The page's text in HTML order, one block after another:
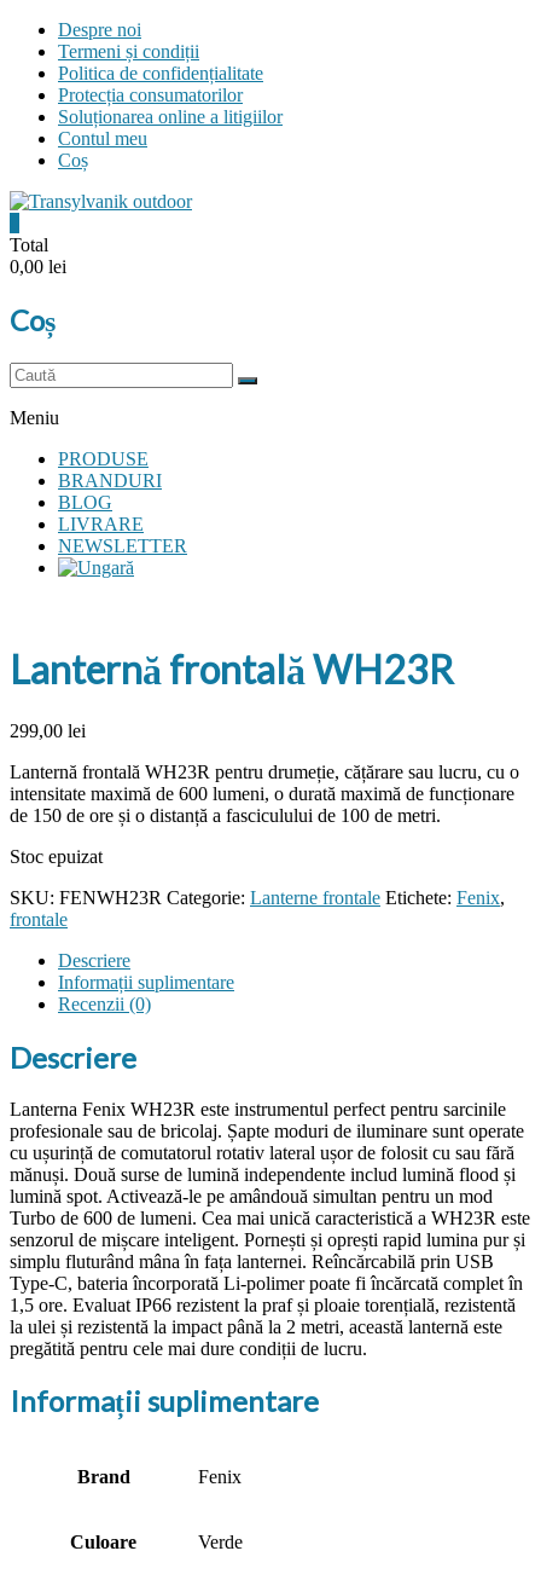
Skip
content
Despre noi
Termeni și condiții
Politica de confidențialitate
Protecția consumatorilor
Soluționarea online a litigiilor
Contul meu
Coș
Transylvanik
and
more
Total
0,00 lei
Coș
Meniu
PRODUSE
BRANDURI
BLOG
LIVRARE
NEWSLETTER
Lanternă frontală WH23R
299,00 lei
Lanternă frontală WH23R pentru drumeție, cățărare sau lucru, cu o
intensitate maximă de 600 lumeni, o durată maximă de funcționare
de 150 de ore și o distanță a fasciculului de 100 de metri.
Stoc epuizat
SKU: FENWH23R Categorie: Lanterne frontale Etichete: Fenix,
frontale
Descriere
Informații suplimentare
Recenzii (0)
Descriere
Lanterna Fenix WH23R este instrumentul perfect pentru sarcinile
profesionale sau de bricolaj. Șapte moduri de iluminare sunt operate
cu ușurință de comutatorul rotativ lateral ușor de folosit cu sau fără
mănuși. Două surse de lumină independente includ lumină flood și
lumină spot. Activează-le pe amândouă simultan pentru un mod
Turbo de 600 de lumeni. Cea mai unică caracteristică a WH23R este
senzorul de mișcare inteligent. Pornești și oprești rapid lumina pur și
simplu fluturând mâna în fața lanternei. Reîncărcabilă prin USB
Type-C, bateria încorporată Li-polimer poate fi încărcată complet în
1,5 ore. Evaluat IP66 rezistent la praf și ploaie torențială, rezistentă
la ulei și rezistentă la impact până la 2 metri, această lanternă este
pregătită pentru cele mai dure condiții de lucru.
Informații suplimentare
Brand Fenix
Culoare Verde